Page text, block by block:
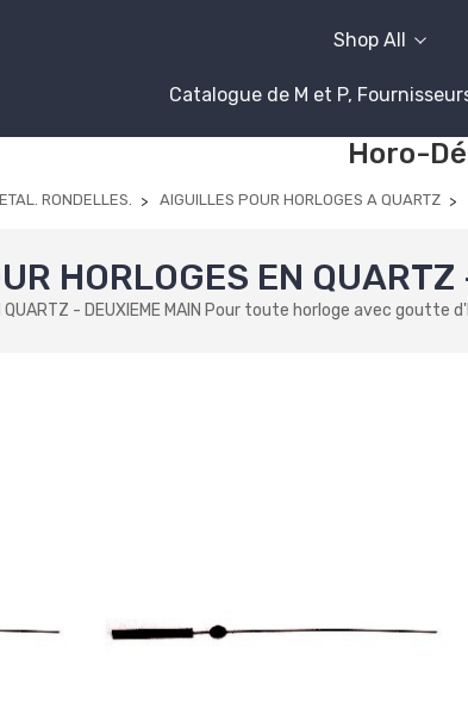
Shop All
Catalogue de M et P,
Horo-
RONDELLES. AIGUILLES POUR HORLOGES A QUARTZ
HORLOGES EN
QUARTZ - DEUXIEME MAIN Pour toute horloge avec